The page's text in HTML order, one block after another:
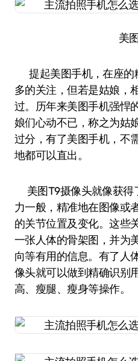
美
提起美图手机，在座的
多的关注，但若是姑娘，
过。历年来美图手机强悍
娘们心动不已，称之为姑
过分，有了美图手机，不
地都可以直出。
美图T9摄像头就像获得
力一般，精准地在图像或
的关节位置及变化。这些
一张人体的骨架图，并为
向等有用的信息。有了人
像头就可以做到精确识别
高、瘦腿、瘦身等操作。